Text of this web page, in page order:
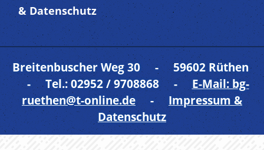
& Datenschutz
Breitenbuscher Weg 30 - 59602 Rüthen
- Tel.: 02952 / 9708868 - E-Mail: bg-
ruethen@t-online.de- Impressum &
Datenschutz